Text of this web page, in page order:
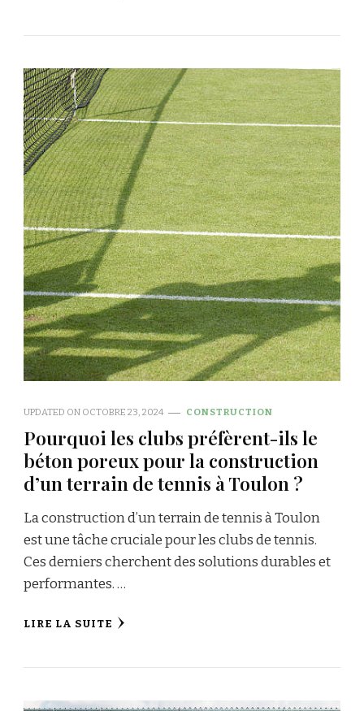
UPDATED ON OCTOBRE 23, 2024 CONSTRUCTION
Pourquoi les clubs préfèrent-ils le
béton poreux pour la construction
d’un terrain de tennis à Toulon ?
La construction d’un terrain de tennis à Toulon
est une tâche cruciale pour les clubs de tennis.
Ces derniers cherchent des solutions durables et
performantes. …
LIRE LA SUITE